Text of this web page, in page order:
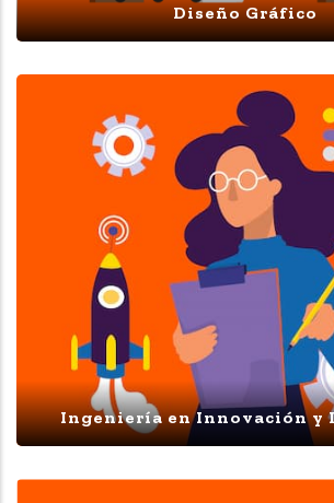
Diseño Gráfico
Ingeniería en Innovación y